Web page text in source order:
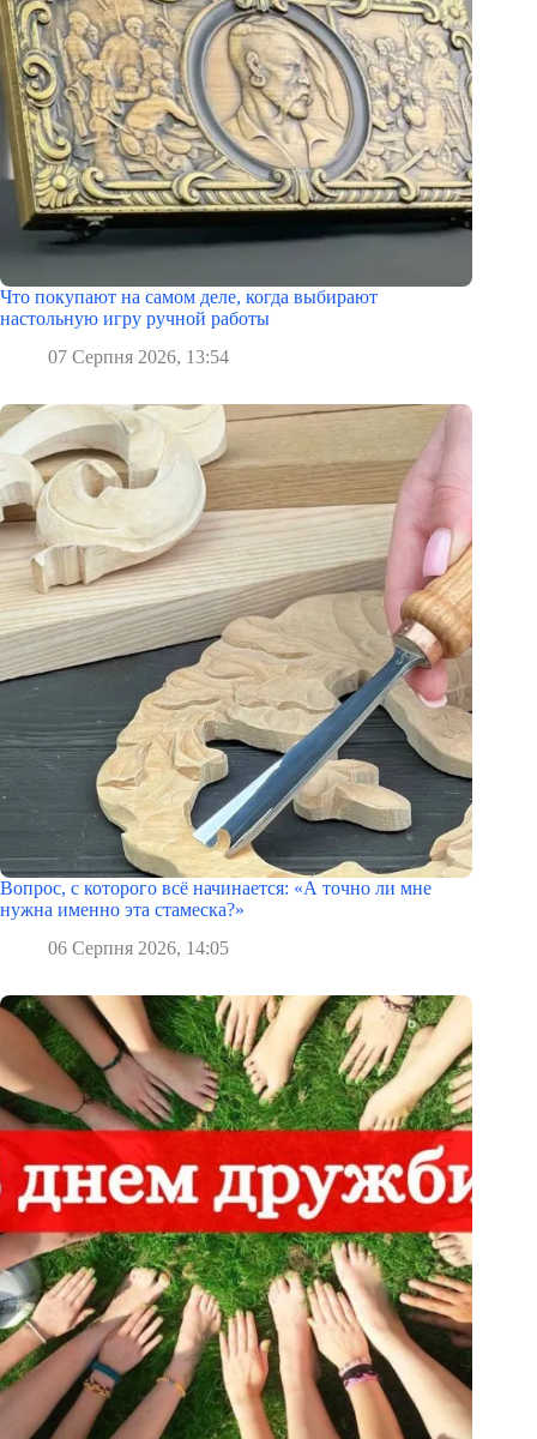
Что покупают на самом деле, когда выбирают
настольную игру ручной работы
07 Серпня 2026, 13:54
Вопрос, с которого всё начинается: «А точно ли мне
нужна именно эта стамеска?»
06 Серпня 2026, 14:05